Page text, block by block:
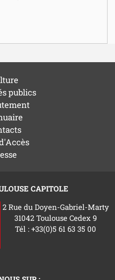
publics
CAPITOLE
2 Rue du Doyen-Gabriel-Marty
31042 Toulouse Cedex 9
Tél : +33(0)5 61 63 35 00